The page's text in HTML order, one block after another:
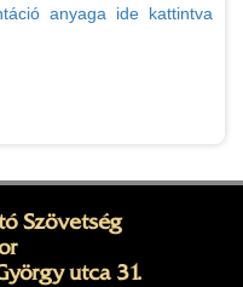
anyaga ide kattintva
Szövetség
utca 31.